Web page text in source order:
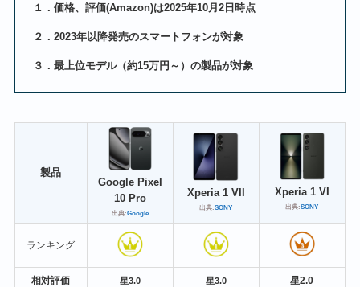
１．価格、評価(Amazon)は2025年10月2日時点
２．2023年以降発売のスマートフォンが対象
３．最上位モデル（約15万円～）の製品が対象
製品
Google Pixel
10 Pro
出典:Google
Xperia 1 VII
出典:SONY
Xperia 1 VI
出典:SONY
ランキング
相対評価
星3.0 星3.0 星2.0